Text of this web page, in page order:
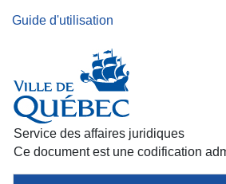
Guide d'utilisation
Service des affaires juridiques
Ce document est une codification